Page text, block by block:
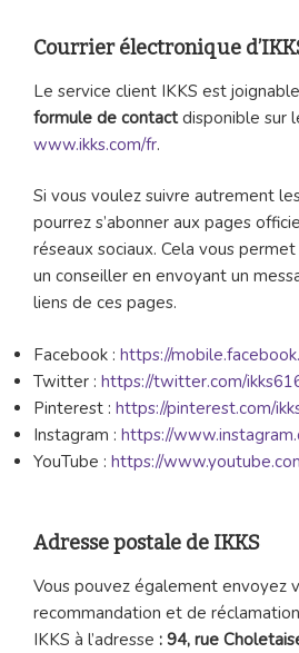
Courrier électronique
Le service client IKKS est
formule de contactdisponible sur
www.ikks.com/fr.
Si vous voulez suivre autrement
pourrez s’abonner aux pages
réseaux sociaux. Cela vous permet
un conseiller en envoyant un
liens de ces pages.
Facebook : https://
Twitter : https://twitter.com/
Pinterest : https://pinterest.com/
Instagram : https://
YouTube : https://
Adresse postale de IKKS
Vous pouvez également envoyez
recommandation et de
IKKS à l’adresse : 94, rue